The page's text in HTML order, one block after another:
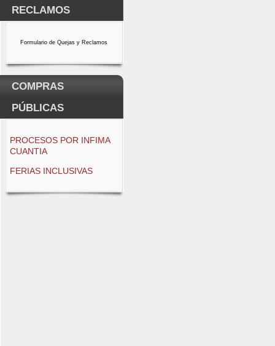
RECLAMOS
Formulario de Quejas y Reclamos
COMPRAS
PÚBLICAS
PROCESOS POR INFIMA
CUANTIA
FERIAS INCLUSIVAS